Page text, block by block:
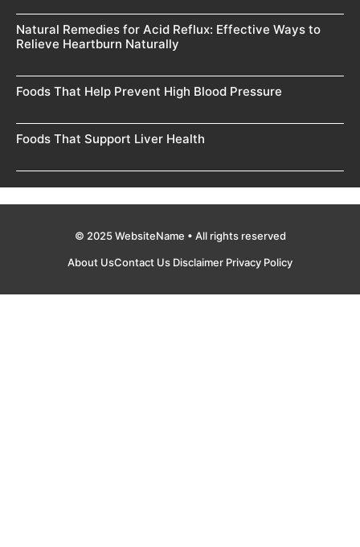
Natural Remedies for Acid Reflux: Effective Ways to
Relieve Heartburn Naturally
Foods That Help Prevent High Blood Pressure
Foods That Support Liver Health
© 2025 WebsiteName • All rights reserved
About UsContact Us Disclaimer Privacy Policy